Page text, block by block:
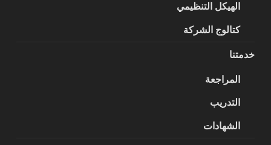
الهيكل التنظيمي
كتالوج الشركة
خدمتنا
المراجعة
التدريب
الشهادات